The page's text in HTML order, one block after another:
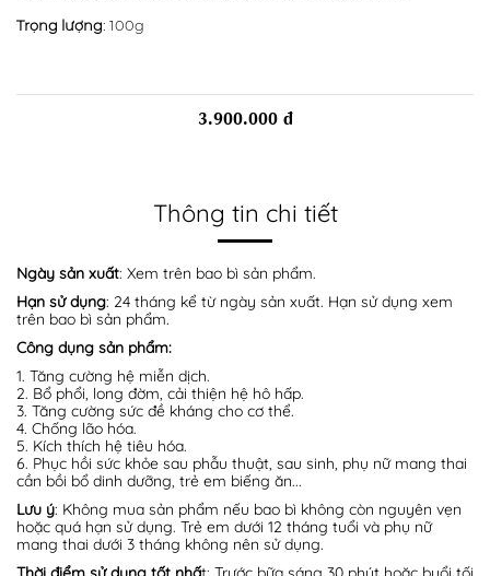
Trọng lượng: 100g
3.900.000 đ
Thông tin chi tiết
Ngày sản xuất: Xem trên bao bì sản phẩm.
Hạn sử dụng: 24 tháng kể từ ngày sản xuất. Hạn sử dụng xem
trên bao bì sản phẩm.
Công dụng sản phẩm:
1. Tăng cường hệ miễn dịch.
2. Bổ phổi, long đờm, cải thiện hệ hô hấp.
3. Tăng cường sức đề kháng cho cơ thể.
4. Chống lão hóa.
5. Kích thích hệ tiêu hóa.
6. Phục hồi sức khỏe sau phẫu thuật, sau sinh, phụ nữ mang thai
cần bồi bổ dinh dưỡng, trẻ em biếng ăn...
Lưu ý: Không mua sản phẩm nếu bao bì không còn nguyên vẹn
hoặc quá hạn sử dụng. Trẻ em dưới 12 tháng tuổi và phụ nữ
mang thai dưới 3 tháng không nên sử dụng.